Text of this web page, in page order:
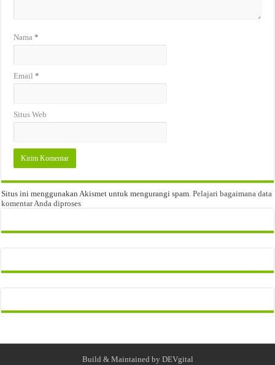
Nama*
Email*
Situs Web
Situs ini menggunakan Akismet untuk mengurangi spam.Pelajari bagaimana data
komentar Anda diproses
Build & Maintained by DEVgital